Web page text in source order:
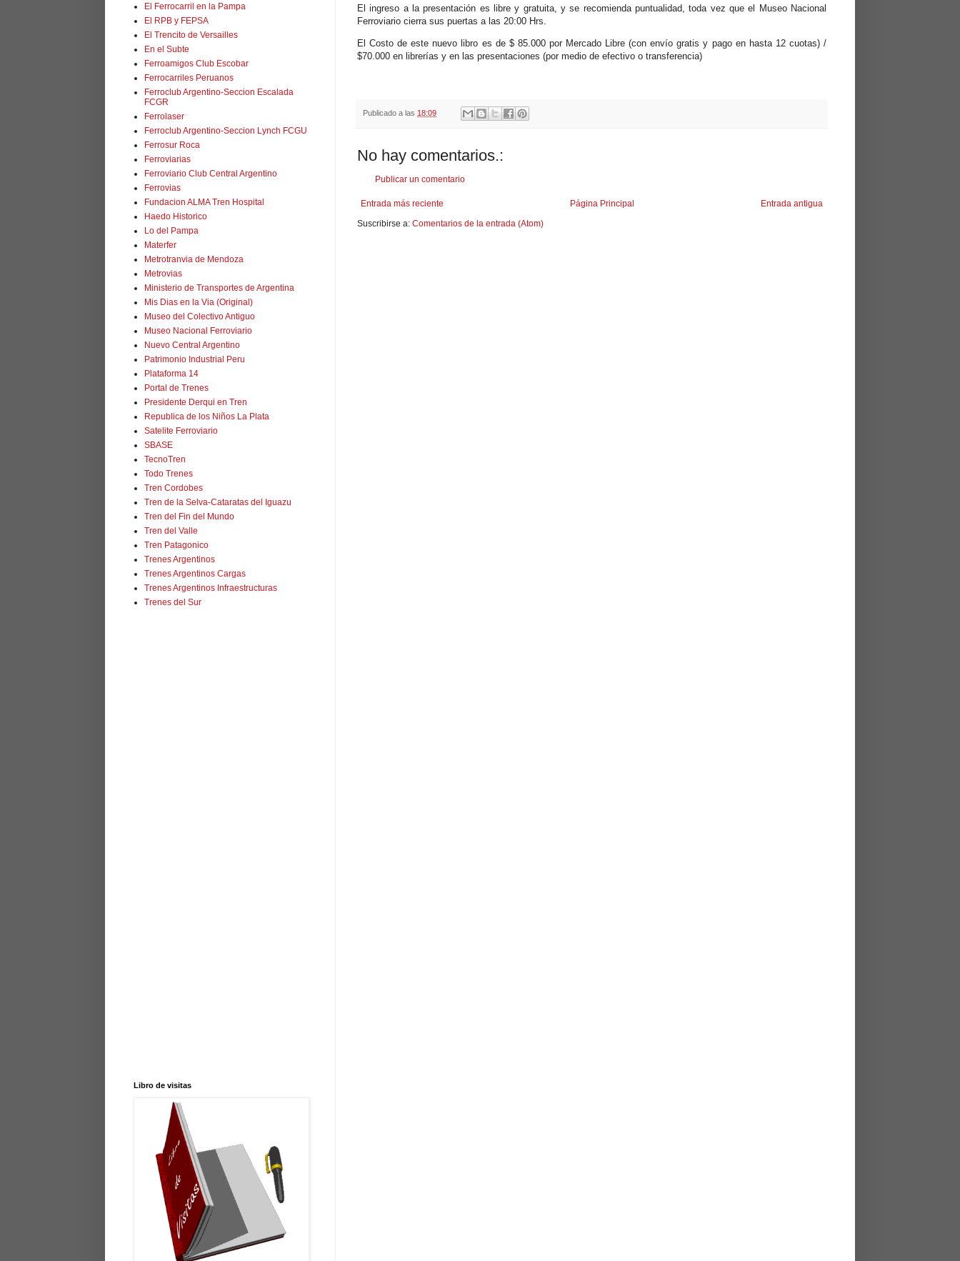
El ingreso a la presentación es libre y gratuita, y se recomienda puntualidad, toda vez que el Museo Nacional
Ferroviario cierra sus puertas a las 20:00 Hrs.
El Costo de este nuevo libro es de $ 85.000 por Mercado Libre (con envío gratis y pago en hasta 12 cuotas) /
$70.000 en librerías y en las presentaciones (por medio de efectivo o transferencia)
Publicado a las 18:09
No hay comentarios.:
Publicar un comentario
Entrada más reciente Entrada antigua
Página Principal
Suscribirse a: Comentarios de la entrada (Atom)
El Ferrocarril en la Pampa
El RPB y FEPSA
El Trencito de Versailles
En el Subte
Ferroamigos Club Escobar
Ferrocarriles Peruanos
Ferroclub Argentino-Seccion Escalada
FCGR
Ferrolaser
Ferroclub Argentino-Seccion Lynch FCGU
Ferrosur Roca
Ferroviarias
Ferroviario Club Central Argentino
Ferrovias
Fundacion ALMA Tren Hospital
Haedo Historico
Lo del Pampa
Materfer
Metrotranvia de Mendoza
Metrovias
Ministerio de Transportes de Argentina
Mis Dias en la Via (Original)
Museo del Colectivo Antiguo
Museo Nacional Ferroviario
Nuevo Central Argentino
Patrimonio Industrial Peru
Plataforma 14
Portal de Trenes
Presidente Derqui en Tren
Republica de los Niños La Plata
Satelite Ferroviario
SBASE
TecnoTren
Todo Trenes
Tren Cordobes
Tren de la Selva-Cataratas del Iguazu
Tren del Fin del Mundo
Tren del Valle
Tren Patagonico
Trenes Argentinos
Trenes Argentinos Cargas
Trenes Argentinos Infraestructuras
Trenes del Sur
Libro de visitas